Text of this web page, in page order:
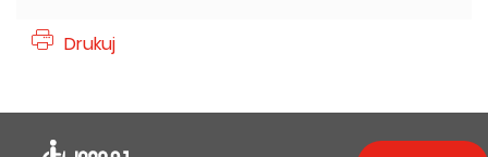
Drukuj
Deklaracja dostępności